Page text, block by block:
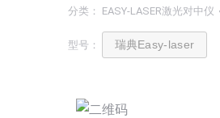
实惠的价格，单人操作只
利器。
分类： EASY-LASER激光对中仪
型号： 瑞典Easy-laser